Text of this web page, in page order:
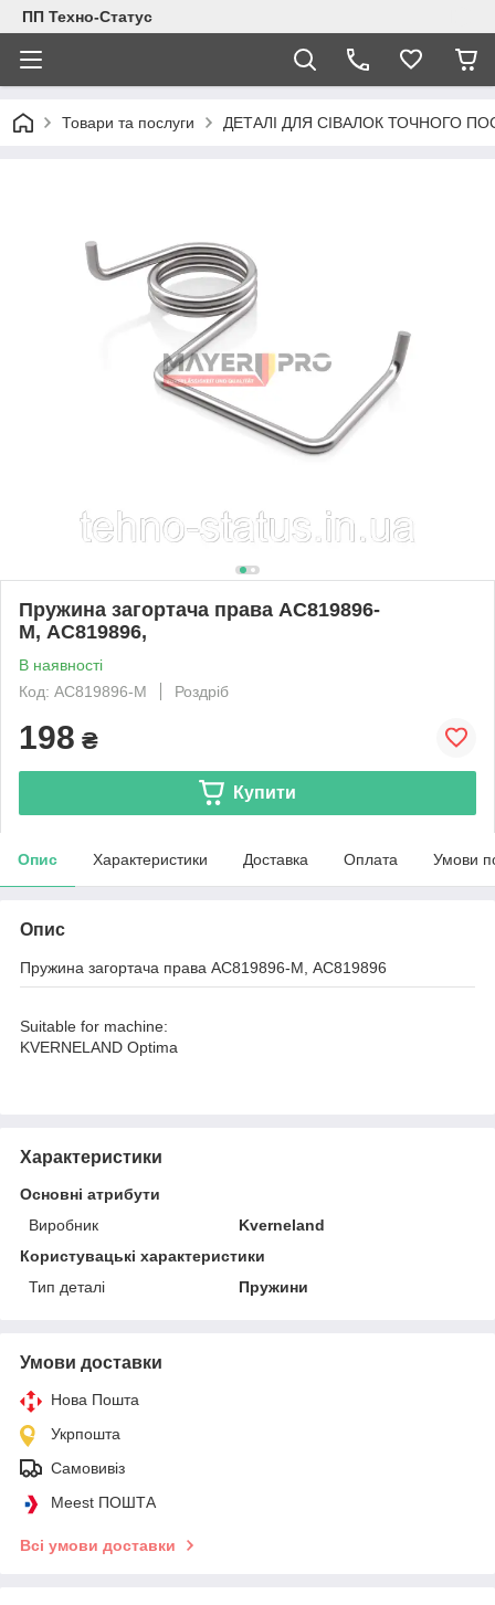
ПП Техно-Статус
Товари та послуги ДЕТАЛІ ДЛЯ СІВАЛОК ТОЧНОГО
Пружина загортача права AC819896-
M, AC819896,
В наявності
Код: AC819896-M
Роздріб
198 ₴
Купити
Опис Характеристики Доставка Оплата Умови
Опис
Пружина загортача права AC819896-M, AC819896
Suitable for machine:
KVERNELAND Optima
Характеристики
Основні атрибути
Виробник
Kverneland
Користувацькі характеристики
Тип деталі
Пружини
Умови доставки
Нова Пошта
Укрпошта
Самовивіз
Meest ПОШТА
Всі умови доставки